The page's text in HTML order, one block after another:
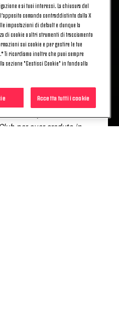
sta dando una forza
non è mai mancata,
proprio adesso è un
tanto, rendendo
rispetto agli altri.
facilissimo da
ma l'affetto delle
mi sta aiutando
a ringraziare la mia
per aver creduto in
e ai tuoi interessi. La chiusura del
comando contraddistinto dalla X
impostazioni di default e dunque la
di cookie o altri strumenti di tracciamento
sui cookie e per gestire le tue
Ti ricordiamo inoltre che puoi sempre
sezione "Gestisci Cookie" in fondo alla
Accetta tutti i cookie